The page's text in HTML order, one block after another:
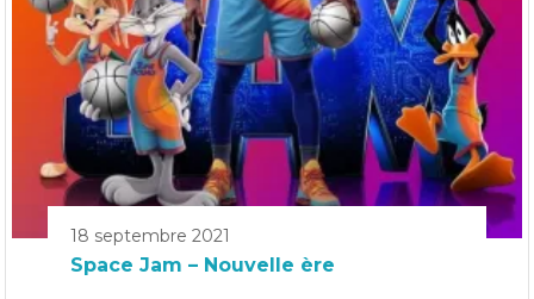
18 septembre 2021
Space Jam – Nouvelle ère